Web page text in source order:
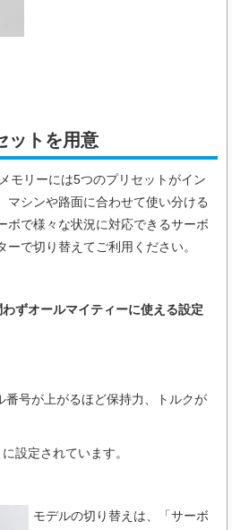
ットを用意
モリーには5つのプリセットがイン
マシンや路面に合わせて使い分ける
ボで様々な状況に対応できるサーボ
で切り替えてご利用ください。
わずオールマイティーに使える設定
番号が上がるほど保持力、トルクが
設定されています。
モデルの切り替えは、「サーボ